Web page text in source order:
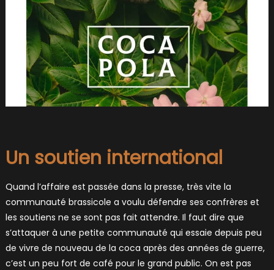
Un soutien international
Quand l’affaire est passée dans la presse, très vite la
communauté brassicole a voulu défendre ses confrères et
les soutiens ne se sont pas fait attendre. Il faut dire que
s’attaquer à une petite communauté qui essaie depuis peu
de vivre de nouveau de la coca après des années de guerre,
c’est un peu fort de café pour le grand public. On est pas